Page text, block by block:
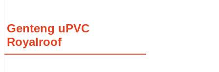
Genteng uPVC
Royalroof